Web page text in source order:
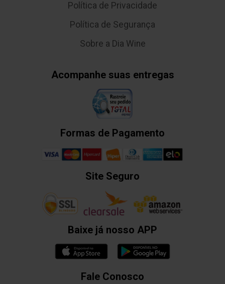
Política de Privacidade
Política de Segurança
Sobre a Dia Wine
Acompanhe suas entregas
Formas de Pagamento
Site Seguro
Baixe já nosso APP
Fale Conosco